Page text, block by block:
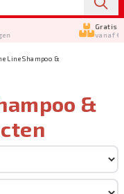
Line Shampoo &
&